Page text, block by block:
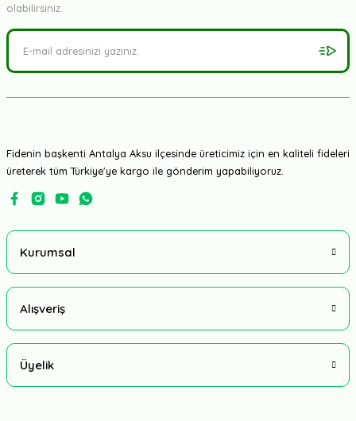
olabilirsiniz.
Fidenin başkenti Antalya Aksu ilçesinde üreticimiz için en kaliteli fideleri
üreterek tüm Türkiye'ye kargo ile gönderim yapabiliyoruz.
Kurumsal
Alışveriş
Üyelik